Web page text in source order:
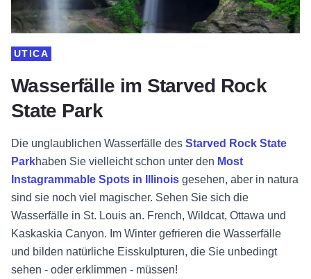
Wasserfälle im Starved Rock
State Park
UTICA
Die unglaublichen Wasserfälle des Starved Rock State
Parkhaben Sie vielleicht schon unter den Most
Instagrammable Spots in Illinois gesehen, aber in natura
sind sie noch viel magischer. Sehen Sie sich die
Wasserfälle in St. Louis an. French, Wildcat, Ottawa und
Kaskaskia Canyon. Im Winter gefrieren die Wasserfälle
und bilden natürliche Eisskulpturen, die Sie unbedingt
sehen - oder erklimmen - müssen!